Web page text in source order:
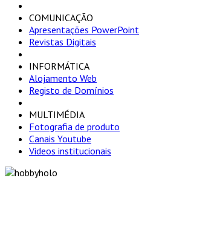
COMUNICAÇÃO
Apresentações PowerPoint
Revistas Digitais
INFORMÁTICA
Alojamento Web
Registo de Domínios
MULTIMÉDIA
Fotografia de produto
Canais Youtube
Videos institucionais